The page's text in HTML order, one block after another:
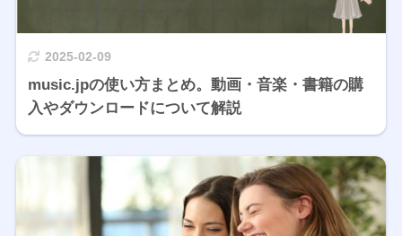
2025-02-09
music.jpの使い方まとめ。動画・音楽・書籍の購
入やダウンロードについて解説